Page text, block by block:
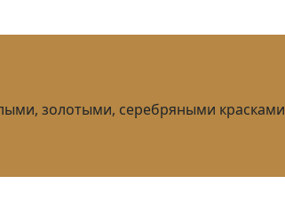
золотыми, серебряными красками